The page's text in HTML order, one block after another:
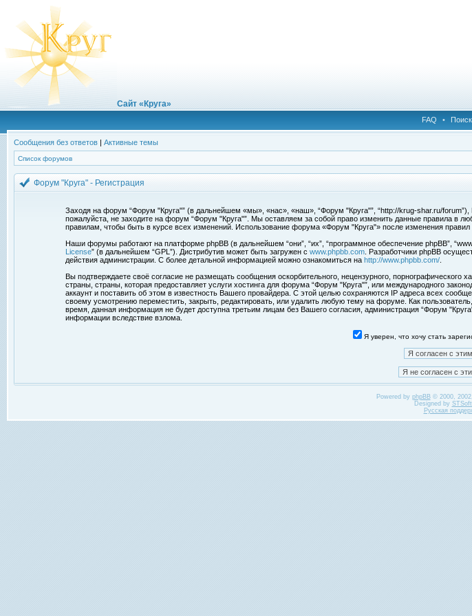
Сайт «Круга»
FAQ • Поиск
Сообщения без ответов | Активные темы
Список форумов
Форум "Круга" - Регистрация
Заходя на форум “Форум "Круга"” (в дальнейшем «мы», «нас», «наш», “Форум "Круга"”, “http://krug-shar.ru/
пожалуйста, не заходите на форум “Форум "Круга"”. Мы оставляем за собой право изменить данные правила
правилам, чтобы быть в курсе всех изменений. Использование форума «Форум "Круга"» после изменения
Наши форумы работают на платформе phpBB (в дальнейшем “они”, “их”, “программное обеспечение phpBB”,
License” (в дальнейшем “GPL”). Дистрибутив может быть загружен с www.phpbb.com . Разработчики phpBB
действия администрации. С более детальной информацией можно ознакомиться на http://www.phpbb.com/
Вы подтверждаете своё согласие не размещать сообщения оскорбительного, нецензурного,
страны, страны, которая предоставляет услуги хостинга для форума “Форум "Круга"”, или международного
аккаунт и поставить об этом в известность Вашего провайдера. С этой целью сохраняются IP адреса всех
своему усмотрению переместить, закрыть, редактировать, или удалить любую тему на форуме. Как
время, данная информация не будет доступна третьим лицам без Вашего согласия, администрация “Форум
информации вследствие взлома.
Я уверен, что хочу стать
Powered by phpBB© 2000,
Designed by
Русская